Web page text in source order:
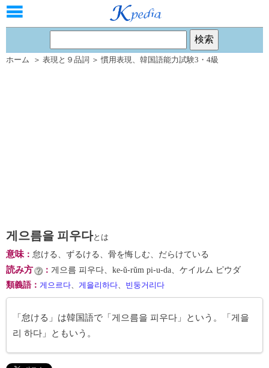
ホーム ＞ 表現と９品詞 ＞ 慣用表現、 韓国語能力試験3・4級
게으름을 피우다とは
意味： 怠ける、ずるける、骨を悔しむ、だらけている
読み方 ： 게으름 피우다、ke-ŭ-rŭm pi-u-da、ケイルム ピウダ
類義語 ： 게으르다、 게을리하다、 빈둥거리다
「怠ける」は韓国語で「게으름을 피우다」という。「게을
리 하다」ともいう。